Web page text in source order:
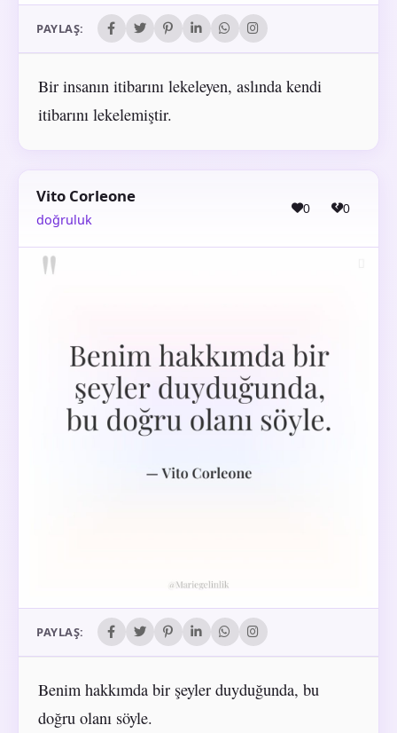
PAYLAŞ:
Bir insanın itibarını lekeleyen, aslında kendi
itibarını lekelemiştir.
Vito Corleone
doğruluk
0 0
PAYLAŞ:
Benim hakkımda bir şeyler duyduğunda, bu
doğru olanı söyle.